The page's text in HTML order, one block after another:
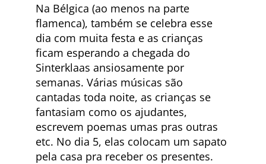
Na Bélgica (ao menos na parte
flamenca), também se celebra esse
dia com muita festa e as crianças
ficam esperando a chegada do
Sinterklaas ansiosamente por
semanas. Várias músicas são
cantadas toda noite, as crianças se
fantasiam como os ajudantes,
escrevem poemas umas pras outras
etc. No dia 5, elas colocam um sapato
pela casa pra receber os presentes.